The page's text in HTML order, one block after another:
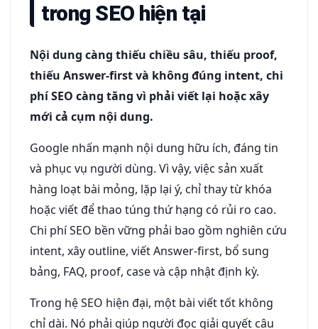
trong SEO hiện tại
Nội dung càng thiếu chiều sâu, thiếu proof,
thiếu Answer-first và không đúng intent, chi
phí SEO càng tăng vì phải viết lại hoặc xây
mới cả cụm nội dung.
Google nhấn mạnh nội dung hữu ích, đáng tin
và phục vụ người dùng. Vì vậy, việc sản xuất
hàng loạt bài mỏng, lặp lại ý, chỉ thay từ khóa
hoặc viết để thao túng thứ hạng có rủi ro cao.
Chi phí SEO bền vững phải bao gồm nghiên cứu
intent, xây outline, viết Answer-first, bổ sung
bảng, FAQ, proof, case và cập nhật định kỳ.
Trong hệ SEO hiện đại, một bài viết tốt không
chỉ dài. Nó phải giúp người đọc giải quyết câu